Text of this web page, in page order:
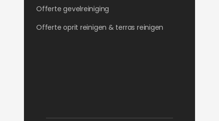
Offerte gevelreiniging
Offerte oprit reinigen & terras reinigen